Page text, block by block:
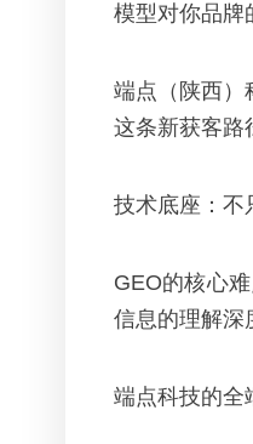
模型对你品牌
端点（陕西）
这条新获客路
技术底座：不
GEO的核心
信息的理解深
端点科技的全